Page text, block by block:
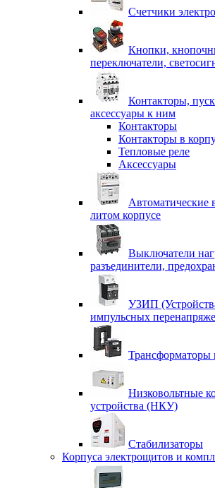
Счетчики
Кнопки,
переключатели,
Контакторы,
аксессуары к ним
Контакторы
Контакторы в
Тепловые реле
Аксессуары
Автоматические
литом корпусе
Выключатели
разъединители,
УЗИП
импульсных
Трансформаторы
Низковольтные
устройства (НКУ)
Стабилизаторы
Корпуса электрощитов и